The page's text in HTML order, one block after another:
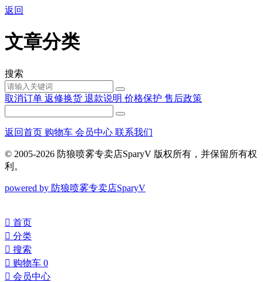
返回
文章分类
搜索
取消订单 返修换货 退款说明 价格保护 售后政策
返回首页 购物车 会员中心 联系我们
© 2005-2026 防狼喷雾专卖店SparyV 版权所有，并保留所有权
利。
powered by 防狼喷雾专卖店SparyV
󰀁 首页
󰀂 分类
󰀃 搜索
󰀄 购物车 0
󰀅 会员中心